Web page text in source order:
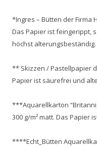
*Ingres – Bütten der Firma
Das Papier ist feingerippt,
höchst alterungsbeständig.
** Skizzen / Pastellpapier
Papier ist säurefrei und
***Aquarellkarton
300 g/m² matt. Das Papier
****Echt_Bütten